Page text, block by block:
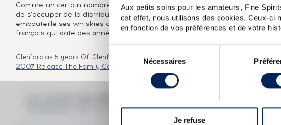
Aux petits soins pour les amateurs, Fine
cet effet, nous utilisons des cookies. Ceux-ci
en fonction de vos préférences et de votre
du
consentement
Nécessaires
Je refuse
Comme un certain nombre de distilleries dans les années 1960 et 1970,
de s'occuper de la distribution de leur single malt via la filiale Grant
embouteillé ses whiskies qu'à partir de 1979, ce Glenfarclas 12 ans est
français qui date des années 1970.
Glenfarclas 5 years Of. Glenfarclas 8 years Of. Glenfarclas 12 years Of. Single
2007 Release The Family Casks
Glenfarclas 2002 Of. bottled in 2012 The
LA COTE EN DÉTAIL DU SPIRITUEUX
GLENFARCLAS 12 YEARS OF. COMPAGNIE GÉNÉRALE